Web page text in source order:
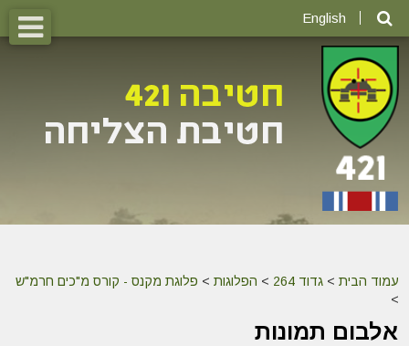
English
עמוד הבית >גדוד 264 > הפלוגות > פלוגת מקנס - קורס מ"כים חרמ"ש
>
אלבום תמונות